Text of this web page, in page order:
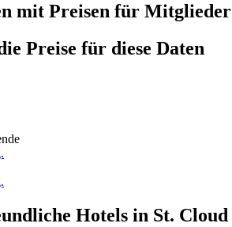
mit Preisen für Mitglieder
Preise für diese Daten
Hotels in St. Cloud